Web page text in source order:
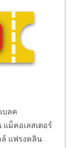
บลค
ม็คอเลสเตอร์
ล์ แฟรงคลิน